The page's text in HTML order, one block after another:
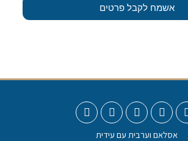
אשמח לקבל פרטים
אסלאם וערבית עם עידית